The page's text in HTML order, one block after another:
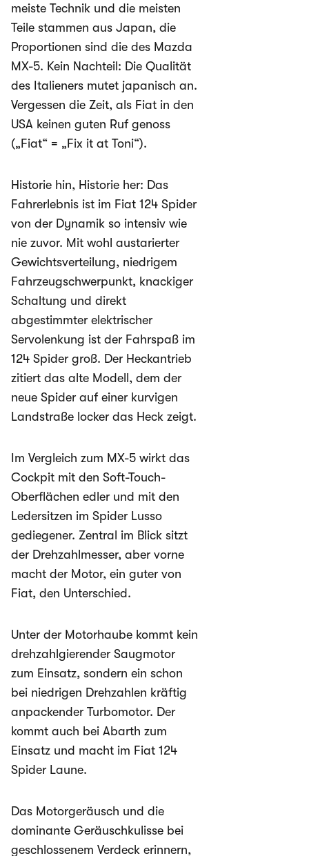
meiste Technik und die meisten
Teile stammen aus Japan, die
Proportionen sind die des Mazda
MX-5. Kein Nachteil: Die Qualität
des Italieners mutet japanisch an.
Vergessen die Zeit, als Fiat in den
USA keinen guten Ruf genoss
(„Fiat“ = „Fix it at Toni“).
Historie hin, Historie her: Das
Fahrerlebnis ist im Fiat 124 Spider
von der Dynamik so intensiv wie
nie zuvor. Mit wohl austarierter
Gewichtsverteilung, niedrigem
Fahrzeugschwerpunkt, knackiger
Schaltung und direkt
abgestimmter elektrischer
Servolenkung ist der Fahrspaß im
124 Spider groß. Der Heckantrieb
zitiert das alte Modell, dem der
neue Spider auf einer kurvigen
Landstraße locker das Heck zeigt.
Im Vergleich zum MX-5 wirkt das
Cockpit mit den Soft-Touch-
Oberflächen edler und mit den
Ledersitzen im Spider Lusso
gediegener. Zentral im Blick sitzt
der Drehzahlmesser, aber vorne
macht der Motor, ein guter von
Fiat, den Unterschied.
Unter der Motorhaube kommt kein
drehzahlgierender Saugmotor
zum Einsatz, sondern ein schon
bei niedrigen Drehzahlen kräftig
anpackender Turbomotor. Der
kommt auch bei Abarth zum
Einsatz und macht im Fiat 124
Spider Laune.
Das Motorgeräusch und die
dominante Geräuschkulisse bei
geschlossenem Verdeck erinnern,